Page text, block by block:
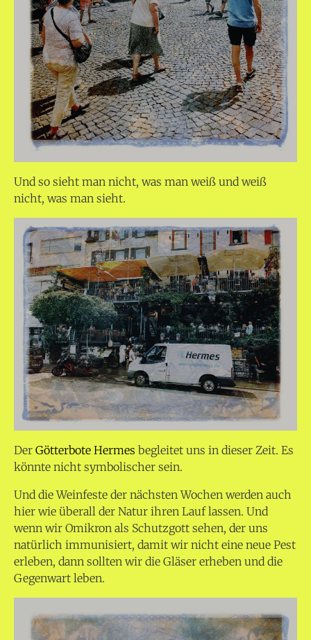
Und so sieht man nicht, was man weiß und weiß
nicht, was man sieht.
Der Götterbote Hermes begleitet uns in dieser Zeit. Es
könnte nicht symbolischer sein.
Und die Weinfeste der nächsten Wochen werden auch
hier wie überall der Natur ihren Lauf lassen. Und
wenn wir Omikron als Schutzgott sehen, der uns
natürlich immunisiert, damit wir nicht eine neue Pest
erleben, dann sollten wir die Gläser erheben und die
Gegenwart leben.